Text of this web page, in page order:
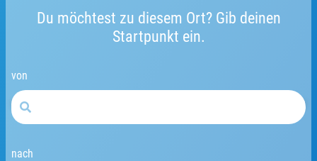
Du möchtest zu diesem Ort? Gib deinen
Startpunkt ein.
von
nach